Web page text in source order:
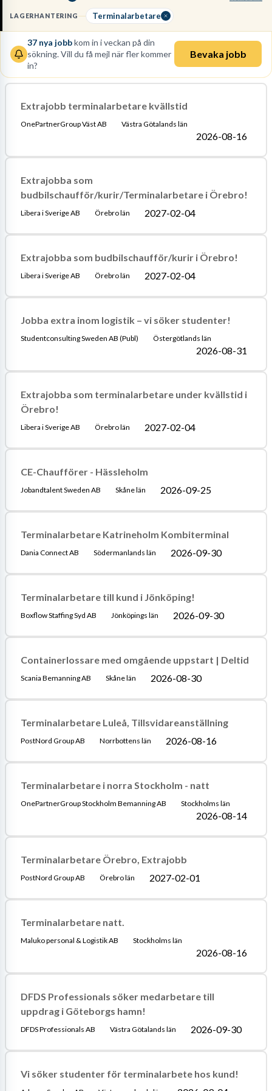
LAGERHANTERING Terminalarbetare
37 nya jobbkom in i veckan på din
sökning. Vill du få mejl när fler kommer
in?
Bevaka jobb
Extrajobb terminalarbetare kvällstid
OnePartnerGroup Väst AB Västra Götalands län
2026-08-16
Extrajobba som
budbilschaufför/kurir/Terminalarbetare i Örebro!
Libera i Sverige AB Örebro län 2027-02-04
Extrajobba som budbilschaufför/kurir i Örebro!
Libera i Sverige AB Örebro län 2027-02-04
Jobba extra inom logistik – vi söker studenter!
Studentconsulting Sweden AB (Publ) Östergötlands län
2026-08-31
Extrajobba som terminalarbetare under kvällstid i
Örebro!
Libera i Sverige AB Örebro län 2027-02-04
CE-Chaufförer - Hässleholm
Jobandtalent Sweden AB Skåne län 2026-09-25
Terminalarbetare Katrineholm Kombiterminal
Dania Connect AB Södermanlands län 2026-09-30
Terminalarbetare till kund i Jönköping!
Boxflow Staffing Syd AB Jönköpings län 2026-09-30
Containerlossare med omgående uppstart | Deltid
Scania Bemanning AB Skåne län 2026-08-30
Terminalarbetare Luleå, Tillsvidareanställning
PostNord Group AB Norrbottens län 2026-08-16
Terminalarbetare i norra Stockholm - natt
OnePartnerGroup Stockholm Bemanning AB Stockholms län
2026-08-14
Terminalarbetare Örebro, Extrajobb
PostNord Group AB Örebro län 2027-02-01
Terminalarbetare natt.
Maluko personal & Logistik AB Stockholms län
2026-08-16
DFDS Professionals söker medarbetare till
uppdrag i Göteborgs hamn!
DFDS Professionals AB Västra Götalands län 2026-09-30
Vi söker studenter för terminalarbete hos kund!